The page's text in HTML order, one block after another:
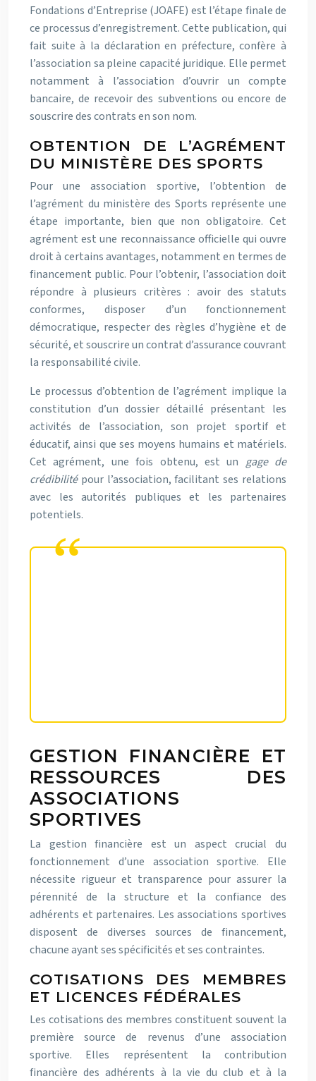
Fondations d’Entreprise (JOAFE) est l’étape finale de
ce processus d’enregistrement. Cette publication, qui
fait suite à la déclaration en préfecture, confère à
l’association sa pleine capacité juridique. Elle permet
notamment à l’association d’ouvrir un compte
bancaire, de recevoir des subventions ou encore de
souscrire des contrats en son nom.
OBTENTION DE L’AGRÉMENT
DU MINISTÈRE DES SPORTS
Pour une association sportive, l’obtention de
l’agrément du ministère des Sports représente une
étape importante, bien que non obligatoire. Cet
agrément est une reconnaissance officielle qui ouvre
droit à certains avantages, notamment en termes de
financement public. Pour l’obtenir, l’association doit
répondre à plusieurs critères : avoir des statuts
conformes, disposer d’un fonctionnement
démocratique, respecter des règles d’hygiène et de
sécurité, et souscrire un contrat d’assurance couvrant
la responsabilité civile.
Le processus d’obtention de l’agrément implique la
constitution d’un dossier détaillé présentant les
activités de l’association, son projet sportif et
éducatif, ainsi que ses moyens humains et matériels.
Cet agrément, une fois obtenu, est un gage de
crédibilitépour l’association, facilitant ses relations
avec les autorités publiques et les partenaires
potentiels.
GESTION FINANCIÈRE ET
RESSOURCES DES
ASSOCIATIONS
SPORTIVES
La gestion financière est un aspect crucial du
fonctionnement d’une association sportive. Elle
nécessite rigueur et transparence pour assurer la
pérennité de la structure et la confiance des
adhérents et partenaires. Les associations sportives
disposent de diverses sources de financement,
chacune ayant ses spécificités et ses contraintes.
COTISATIONS DES MEMBRES
ET LICENCES FÉDÉRALES
Les cotisations des membres constituent souvent la
première source de revenus d’une association
sportive. Elles représentent la contribution
financière des adhérents à la vie du club et à la